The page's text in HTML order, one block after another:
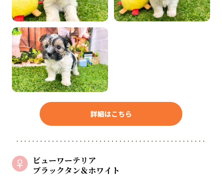
詳細はこちら
ビューワーテリア
ブラックタン＆ホワイト